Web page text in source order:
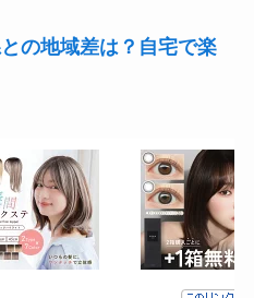
の地域差は？自宅で楽